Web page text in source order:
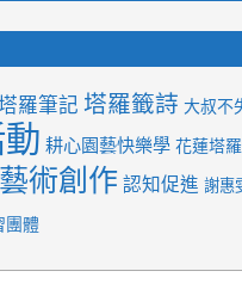
羅筆記 塔羅籤詩 大叔不
耕心園藝快樂學 花蓮塔羅
術創作 認知促進 謝惠
團體